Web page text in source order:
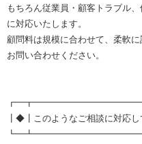
もちろん従業員・顧客トラブル
に対応いたします。
顧問料は規模に合わせて、柔軟
お問い合わせください。
┃◆┃このようなご相談に対応し